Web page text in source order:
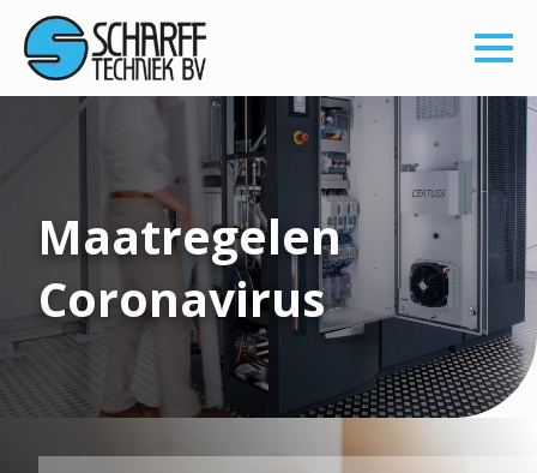
Maatregelen
Coronavirus